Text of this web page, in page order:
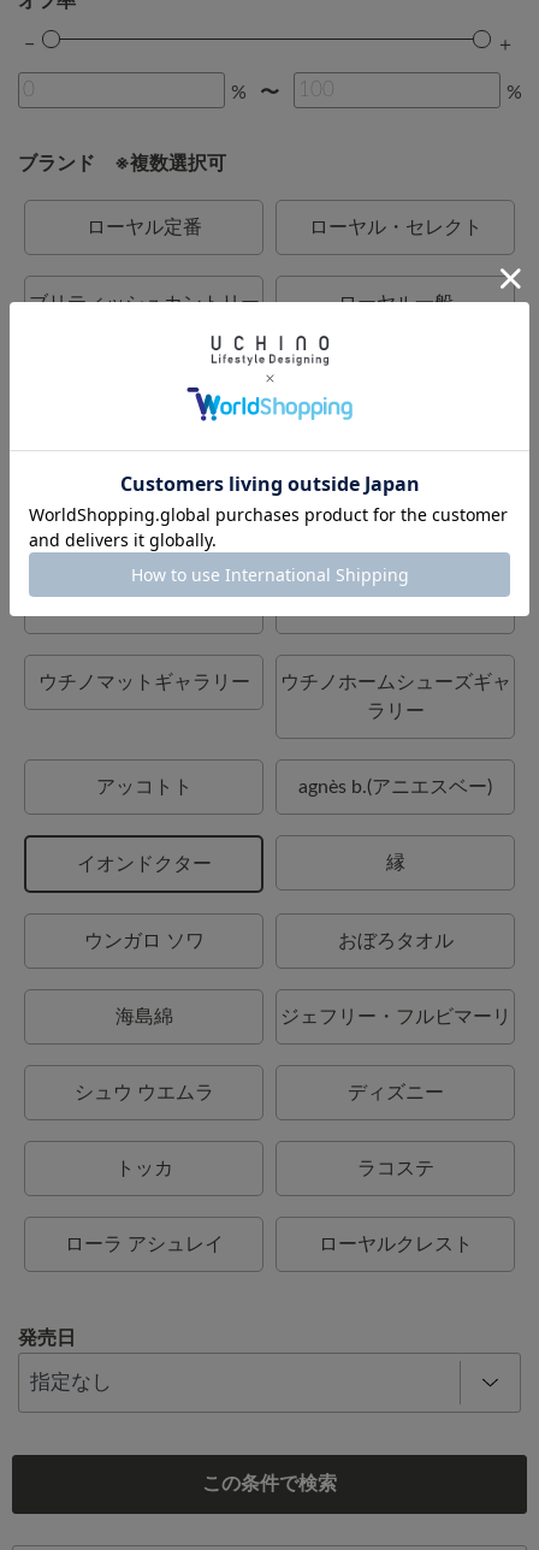
% 〜 %
ブランド ※複数選択可
ローヤル定番 ローヤル・セレクト
ブリティッシュカントリー ローヤル一般
UCHINO UCHINO relax
UCHINO TOUCH
ウチノマットギャラリー
ウチノホームシューズギャ
ラリー
アッコトト agnès b.(アニエスベー)
イオンドクター 縁
ウンガロ ソワ おぼろタオル
海島綿 ジェフリー・フルビマーリ
シュウ ウエムラ ディズニー
トッカ ラコステ
ローラ アシュレイ ローヤルクレスト
発売日
この条件で検索